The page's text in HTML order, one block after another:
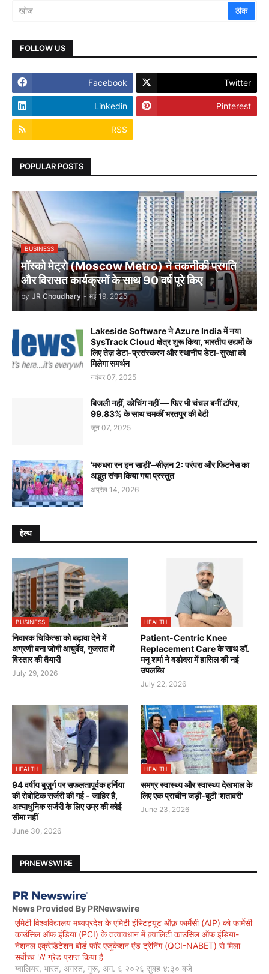
FOLLOW US
Facebook Twitter
Linkedin Pinterest
RSS
POPULAR POSTS
BUSINESS
मॉस्को मेट्रो (Moscow Metro) ने तकनीकी प्रगति
और विरासत कार्यक्रमों के साथ 90 वर्ष पूरे किए
by JR Choudhary - मई 19, 2025
Lakeside Software ने Azure India में नया
SysTrack Cloud क्षेत्र शुरू किया, भारतीय उद्यमों के
लिए तेज़ डेटा-प्रसंस्करण और स्थानीय डेटा-सुरक्षा को
मिलेगा समर्थन
नवंबर 07, 2025
बिजली नहीं, कोचिंग नहीं — फिर भी चंचल बनीं टॉपर,
99.83% के साथ चमकीं भरतपुर की बेटी
जून 07, 2025
‘मरुधरा रन इन साड़ी’–सीज़न 2: परंपरा और फिटनेस का
अद्भुत संगम किया गया प्रस्तुत
अप्रैल 14, 2026
हेल्थ
BUSINESS
निवारक चिकित्सा को बढ़ावा देने में
अग्रणी बना जोगी आयुर्वेद, गुजरात में
विस्तार की तैयारी
July 29, 2026
HEALTH
Patient-Centric Knee
Replacement Care के साथ डॉ.
मनु शर्मा ने वडोदरा में हासिल की नई
उपलब्धि
July 22, 2026
HEALTH
94 वर्षीय बुज़ुर्ग पर सफलतापूर्वक हर्निया
की रोबोटिक सर्जरी की गई - जाहिर है,
अत्याधुनिक सर्जरी के लिए उम्र की कोई
सीमा नहीं
June 30, 2026
HEALTH
समग्र स्वास्थ्य और स्वास्थ्य देखभाल के
लिए एक प्राचीन जड़ी-बूटी 'शतावरी'
June 23, 2026
PRNEWSWIRE
News Provided By PRNewswire
एमिटी विश्वविद्यालय मध्यप्रदेश के एमिटी इंस्टिट्यूट ऑफ़ फार्मेसी (AIP) को फार्मेसी
काउंसिल ऑफ इंडिया (PCI) के तत्वावधान में क़्वालिटी काउंसिल ऑफ इंडिया-
नेशनल एक्रेडिटेशन बोर्ड फॉर एजुकेशन एंड ट्रेनिंग (QCI-NABET) से मिला
सर्वोच्च 'A' ग्रेड प्राप्त किया है
ग्वालियर, भारत, अगस्त, गुरू, अग. ६ २०२६ सुबह ४:३० बजे